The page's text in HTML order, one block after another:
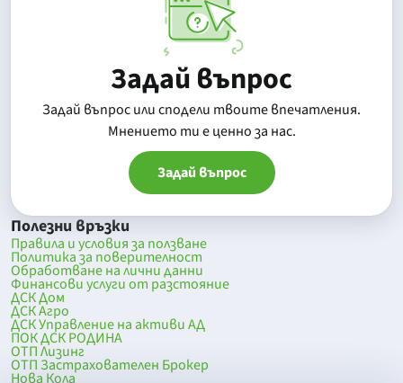
Задай въпрос
Задай въпрос или сподели твоите впечатления.
Mнението ти е ценно за нас.
Задай въпрос
Полезни връзки
Правила и условия за ползване
Политика за поверителност
Обработване на лични данни
Финансови услуги от разстояние
ДСК Дом
ДСК Агро
ДСК Управление на активи АД
ПОК ДСК РОДИНА
ОТП Лизинг
ОТП Застрахователен Брокер
Нова Кола